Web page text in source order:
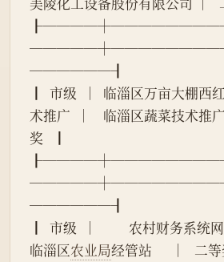
──────┨
┃  市级  │  临淄区万亩大棚西
术推广  │    临淄区蔬菜技术推
奖   ┃
──────┨
┃  市级  │          农村财务系统
临淄区农业局经管站      │   二